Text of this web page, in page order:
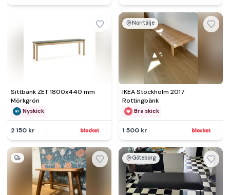
Sittbänk ZET 1800x440 mm
Mörkgrön
Nyskick
2 150 kr
Norrtälje
IKEA Stockholm 2017
Rottingbänk
Bra skick
1 500 kr
Göteborg